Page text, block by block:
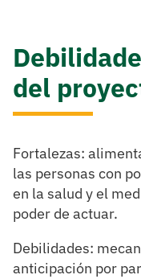
del
Fortalezas:
las personas con
en la salud y el
poder de actuar.
Debilidades:
anticipación por